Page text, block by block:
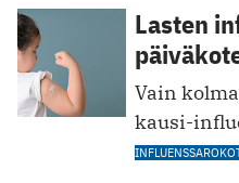
Lasten
Vain
kausi-